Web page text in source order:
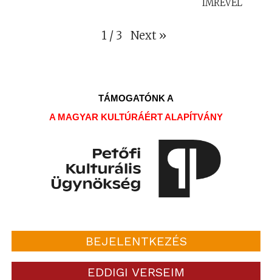
IMRÉVEL
1 / 3 Next »
TÁMOGATÓNK A
A MAGYAR KULTÚRÁÉRT ALAPÍTVÁNY
BEJELENTKEZÉS
EDDIGI VERSEIM